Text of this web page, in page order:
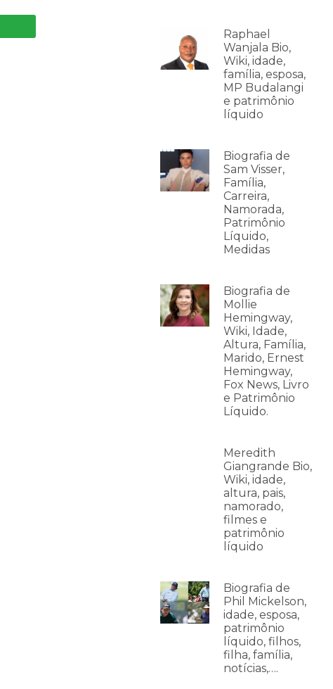
Raphael
Wanjala Bio,
Wiki, idade,
família, esposa,
MP Budalangi
e patrimônio
líquido
Biografia de
Sam Visser,
Família,
Carreira,
Namorada,
Patrimônio
Líquido,
Medidas
Biografia de
Mollie
Hemingway,
Wiki, Idade,
Altura, Família,
Marido, Ernest
Hemingway,
Fox News, Livro
e Patrimônio
Líquido.
Meredith
Giangrande Bio,
Wiki, idade,
altura, pais,
namorado,
filmes e
patrimônio
líquido
Biografia de
Phil Mickelson,
idade, esposa,
patrimônio
líquido, filhos,
filha, família,
notícias,….